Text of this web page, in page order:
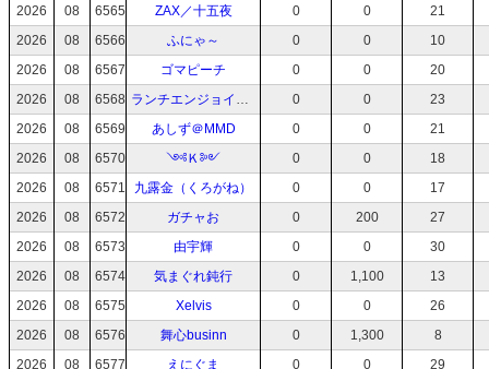
2026
08 6565 ZAX／十五夜 0 0
21
2026
08 6566 ふにゃ～ 0 0
10
2026
08 6567 ゴマピーチ 0 0
20
2026
08 6568 ランチエンジョイじょにー 0 0
23
2026
08 6569 あしず＠MMD 0 0
21
2026
08 6570 ༺Ｋ༻ 0 0
18
2026
08 6571 九露金（くろがね） 0 0
17
2026
08 6572 ガチャお 0 200
27
2026
08 6573 由宇輝 0 0
30
2026
08 6574 気まぐれ鈍行 0 1,100
13
2026
08 6575 Xelvis 0 0
26
2026
08 6576 舞心businn 0 1,300
8
2026
08 6577 えにぐま 0 0
29